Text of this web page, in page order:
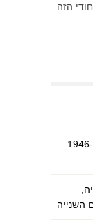
הזה
מלחמת האזרחים ביוון 1946-1949 –
השנייה